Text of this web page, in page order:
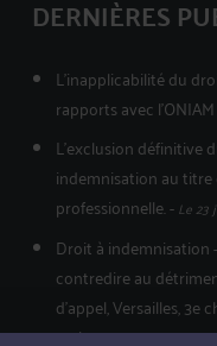
DERNIÈRES
L'inapplicabilité du
rapports avec l'ONIAM
L’exclusion définitive
indemnisation au titre
professionnelle.-Le 23
Droit à indemnisation
contredire au
d’appel, Versailles, 3e
20/01777-Le 15 juil.